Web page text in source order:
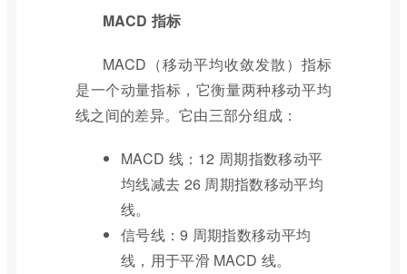
MACD 指标
MACD（移动平均收敛发散）指标
是一个动量指标，它衡量两种移动平均
线之间的差异。它由三部分组成：
MACD 线：12 周期指数移动平
均线减去 26 周期指数移动平均
线。
信号线：9 周期指数移动平均
线，用于平滑 MACD 线。